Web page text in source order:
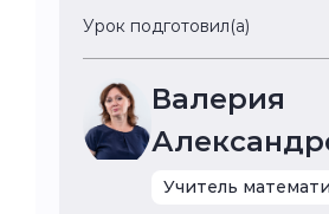
Урок подготовил(а)
Валерия
Учитель